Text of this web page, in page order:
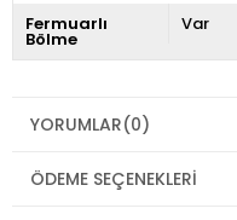
Fermuarlı
Bölme
Var
YORUMLAR(0)
ÖDEME SEÇENEKLERI